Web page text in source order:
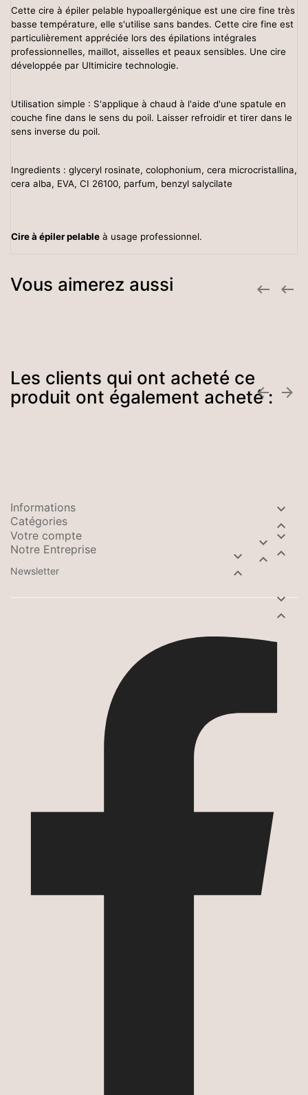
Cette cire à épiler pelable hypoallergénique est une cire fine très
basse température, elle s'utilise sans bandes. Cette cire fine est
particulièrement appréciée lors des épilations intégrales
professionnelles, maillot, aisselles et peaux sensibles. Une cire
développée par Ultimicire technologie.
Utilisation simple : S'applique à chaud à l'aide d'une spatule en
couche fine dans le sens du poil. Laisser refroidir et tirer dans le
sens inverse du poil.
Ingredients : glyceryl rosinate, colophonium, cera microcristallina,
cera alba, EVA, CI 26100, parfum, benzyl salycilate
Cire à épiler pelable à usage professionnel.
Vous aimerez aussi  
Les clients qui ont acheté ce
produit ont également acheté :
 
Informations


Catégories


Votre compte


Notre Entreprise


Newsletter

